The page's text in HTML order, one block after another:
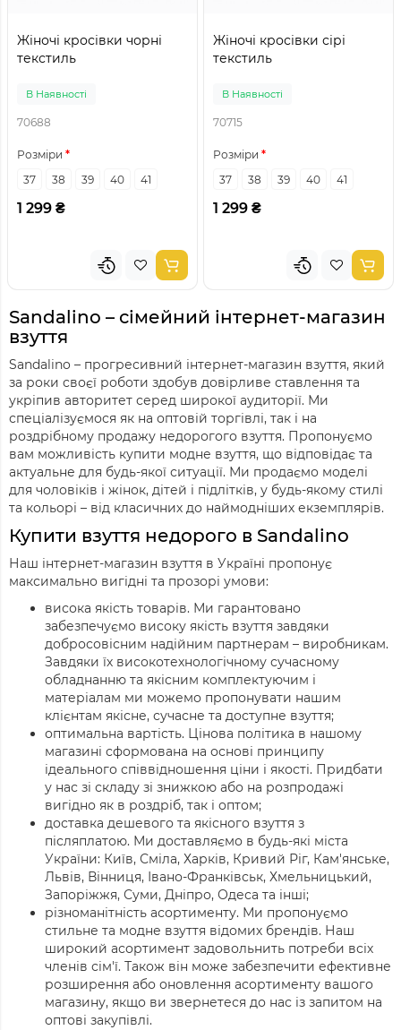
Жіночі кросівки чорні
текстиль
В Наявності
70688
Розміри
37
38 39 40 41
1 299 ₴
Жіночі кросівки сірі
текстиль
В Наявності
70715
Розміри
37
38 39 40 41
1 299 ₴
Sandalino – сімейний інтернет-магазин
взуття
Sandalino – прогресивний інтернет-магазин взуття, який
за роки своєї роботи здобув довірливе ставлення та
укріпив авторитет серед широкої аудиторії. Ми
спеціалізуємося як на оптовій торгівлі, так і на
роздрібному продажу недорогого взуття. Пропонуємо
вам можливість купити модне взуття, що відповідає та
актуальне для будь-якої ситуації. Ми продаємо моделі
для чоловіків і жінок, дітей і підлітків, у будь-якому стилі
та кольорі – від класичних до наймодніших екземплярів.
Купити взуття недорого в Sandalino
Наш інтернет-магазин взуття в Україні пропонує
максимально вигідні та прозорі умови:
висока якість товарів. Ми гарантовано
забезпечуємо високу якість взуття завдяки
добросовісним надійним партнерам – виробникам.
Завдяки їх високотехнологічному сучасному
обладнанню та якісним комплектуючим і
матеріалам ми можемо пропонувати нашим
клієнтам якісне, сучасне та доступне взуття;
оптимальна вартість. Цінова політика в нашому
магазині сформована на основі принципу
ідеального співвідношення ціни і якості. Придбати
у нас зі складу зі знижкою або на розпродажі
вигідно як в роздріб, так і оптом;
доставка дешевого та якісного взуття з
післяплатою. Ми доставляємо в будь-які міста
України: Київ, Сміла, Харків, Кривий Ріг, Кам'янське,
Львів, Вінниця, Івано-Франківськ, Хмельницький,
Запоріжжя, Суми, Дніпро, Одеса та інші;
різноманітність асортименту. Ми пропонуємо
стильне та модне взуття відомих брендів. Наш
широкий асортимент задовольнить потреби всіх
членів сім'ї. Також він може забезпечити ефективне
розширення або оновлення асортименту вашого
магазину, якщо ви звернетеся до нас із запитом на
оптові закупівлі.